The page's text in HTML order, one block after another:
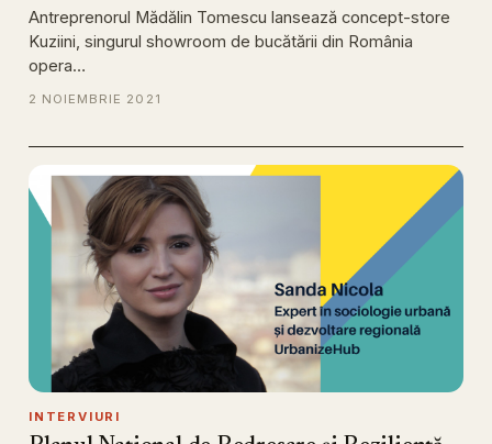
Antreprenorul Mădălin Tomescu lansează concept-store
Kuziini, singurul showroom de bucătării din România
opera…
2 NOIEMBRIE 2021
INTERVIURI